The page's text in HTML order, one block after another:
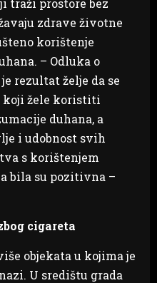
zdrave životne
korištenje
– Odluka o
rezultat želje da se
koji žele koristiti
duhana, a
i udobnost svih
s korištenjem
bila su pozitivna –
cigareta
objekata u kojima je
U središtu grada